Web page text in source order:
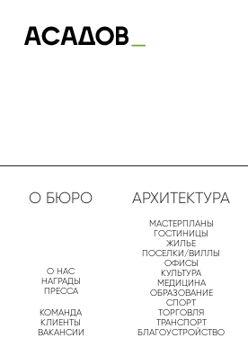
О БЮРО
О НАС
НАГРАДЫ
ПРЕССА
КОМАНДА
КЛИЕНТЫ
ВАКАНСИИ
АРХИТЕКТУРА
МАСТЕРПЛАНЫ
ГОСТИНИЦЫ
ЖИЛЬЕ
ПОСЕЛКИ/ВИЛЛЫ
ОФИСЫ
КУЛЬТУРА
МЕДИЦИНА
ОБРАЗОВАНИЕ
СПОРТ
ТОРГОВЛЯ
ТРАНСПОРТ
БЛАГОУСТРОЙСТВО